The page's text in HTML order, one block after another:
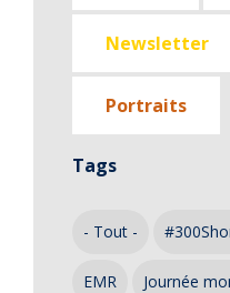
Newsletter
Portraits
Tags
- Tout -
EMR Journée